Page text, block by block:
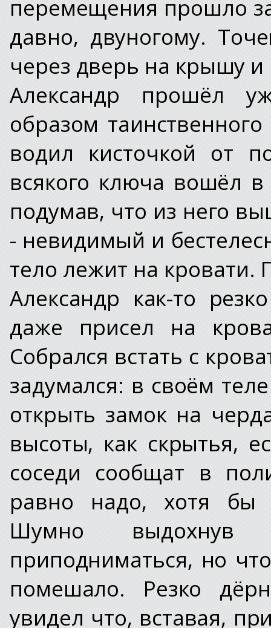
перемещения прошло
давно, двуногому.
через дверь на крышу и
Александр прошёл
образом
водил кисточкой от
всякого ключа вошёл
подумав, что из него
- невидимый и
тело лежит на кровати.
Александр как-то
даже присел на
Собрался встать с
задумался: в своём
открыть замок на
высоты, как скрытья,
соседи сообщат в
равно надо, хотя бы
Шумно выдохнув
приподниматься, но
помешало. Резко
увидел что, вставая,